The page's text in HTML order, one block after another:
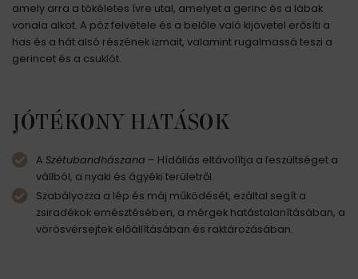
amely arra a tökéletes ívre utal, amelyet a gerinc és a lábak
vonala alkot. A póz felvétele és a belőle való kijövetel erősíti a
has és a hát alsó részének izmait, valamint rugalmassá teszi a
gerincet és a csuklót.
JÓTÉKONY HATÁSOK
A Szétubandhászana – Hídállás eltávolítja a feszültséget a
vállból, a nyaki és ágyéki területről.
Szabályozza a lép és máj működését, ezáltal segít a
zsiradékok emésztésében, a mérgek hatástalanításában, a
vörösvérsejtek előállításában és raktározásában.